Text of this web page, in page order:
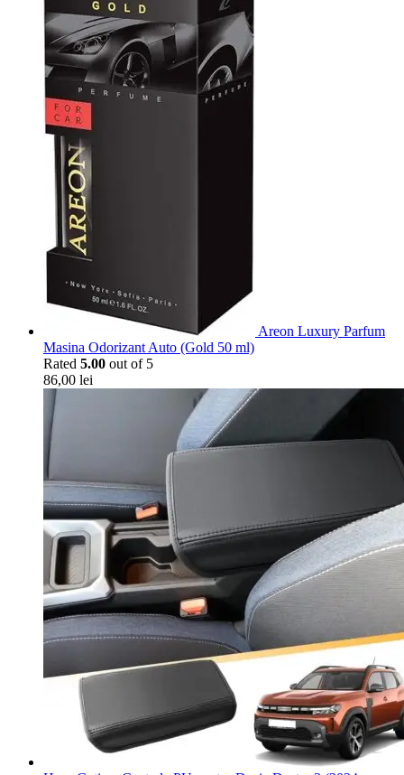
Areon Luxury Parfum
Masina Odorizant Auto (Gold 50 ml)
Rated 5.00 out of 5
86,00 lei